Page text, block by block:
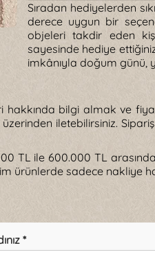
Sıradan hediyelerden
derece uygun bir
objeleri takdir eden
sayesinde hediye
imkânıyla doğum günü,
hakkında bilgi almak ve
iletebilirsiniz.
TL ile 600.000 TL
ürünlerde sadece nakliye
*